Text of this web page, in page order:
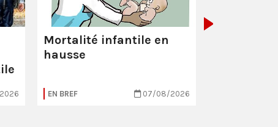
Mortalité infantile en
hausse
EN BREF 07/08/2026